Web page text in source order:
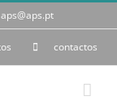
aps@aps.pt
contactos